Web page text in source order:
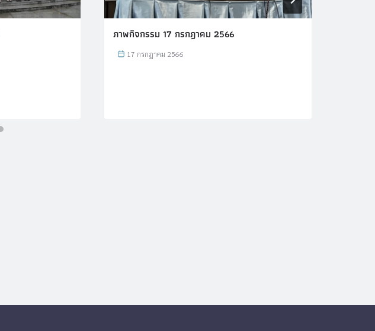
ภาพกิจกรรม 17 กรกฎาคม 2566
17 กรกฎาคม 2566